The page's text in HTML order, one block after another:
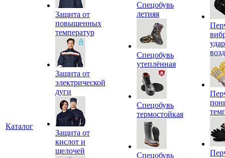
Каталог
Защита от
повышенных
температур
Защита от
электрической
дуги
Защита от
кислот и
щелочей
Спецобувь
летняя
Спецобувь
утеплённая
Спецобувь
термостойкая
Спецобувь